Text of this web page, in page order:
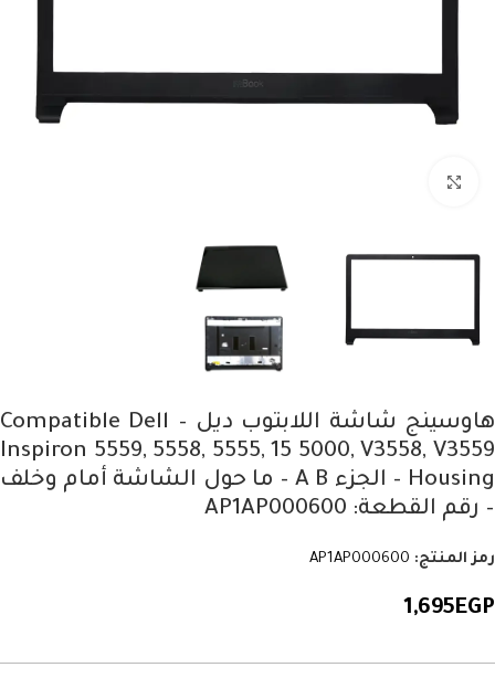
هاوسينج شاشة اللابتوب ديل – Compatible Dell
Inspiron 5559, 5558, 5555, 15 5000, V3558, V3559
Housing – الجزء A B – ما حول الشاشة أمام وخلف
– رقم القطعة: AP1AP000600
رمز المنتج: AP1AP000600
1,695EGP